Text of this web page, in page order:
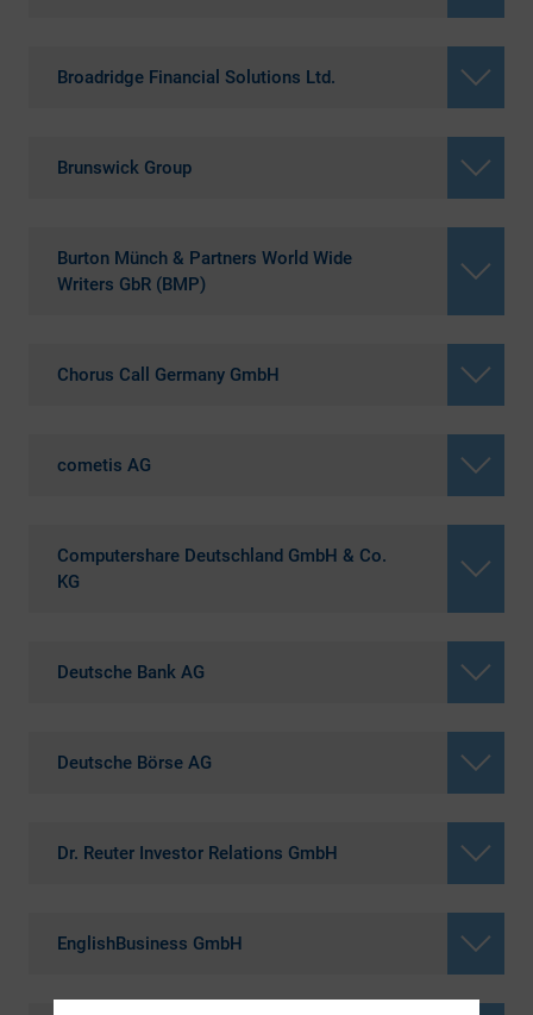
Broadridge Financial Solutions Ltd.
Brunswick Group
Burton Münch & Partners World Wide
Writers GbR (BMP)
Chorus Call Germany GmbH
cometis AG
Computershare Deutschland GmbH & Co.
KG
Deutsche Bank AG
Deutsche Börse AG
Dr. Reuter Investor Relations GmbH
EnglishBusiness GmbH